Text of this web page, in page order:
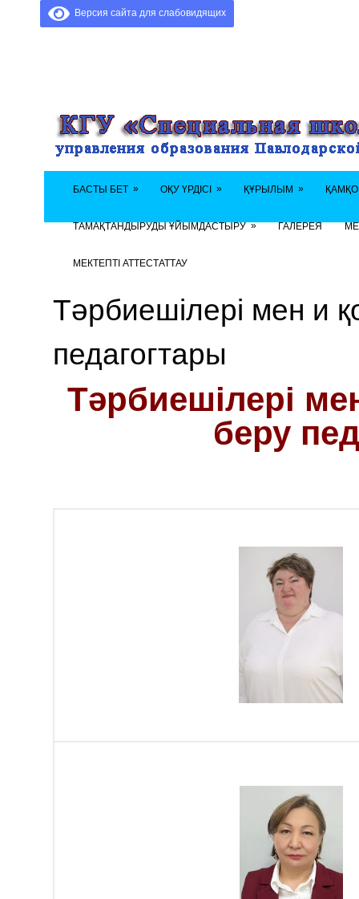
Версия сайта для слабовидящих
БАСТЫ БЕТ » ОҚУ ҮРДІСІ » ҚҰРЫЛЫМ »
ТАМАҚТАНДЫРУДЫ ҰЙЫМДАСТЫРУ » ГАЛЕРЕЯ
МЕКТЕПТІ АТТЕСТАТТАУ
Тәрбиешілері мен и
педагогтары
Тәрбиешілері
беру